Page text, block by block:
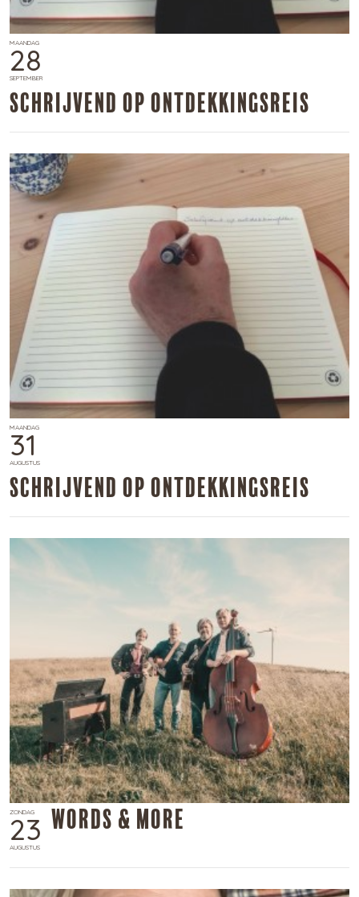
MAANDAG
28
SEPTEMBER
​Schrijvend op ontdekkingsreis
MAANDAG
31
AUGUSTUS
​Schrijvend op ontdekkingsreis
ZONDAG
23
AUGUSTUS
Words & More